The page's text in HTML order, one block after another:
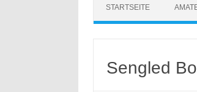
STARTSEITE
Sengled